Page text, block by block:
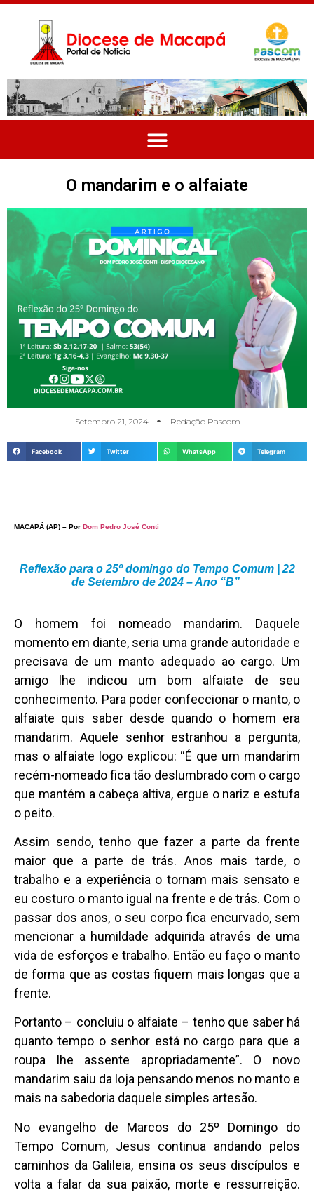
O mandarim e o alfaiate
Setembro 21, 2024 Redação Pascom
Facebook Twitter WhatsApp Telegram
MACAPÁ (AP) – Por Dom Pedro José Conti
Reflexão para o 25º domingo do Tempo Comum | 22
de Setembro de 2024 – Ano “B”
O homem foi nomeado mandarim. Daquele
momento em diante, seria uma grande autoridade e
precisava de um manto adequado ao cargo. Um
amigo lhe indicou um bom alfaiate de seu
conhecimento. Para poder confeccionar o manto, o
alfaiate quis saber desde quando o homem era
mandarim. Aquele senhor estranhou a pergunta,
mas o alfaiate logo explicou: “É que um mandarim
recém-nomeado fica tão deslumbrado com o cargo
que mantém a cabeça altiva, ergue o nariz e estufa
o peito.
Assim sendo, tenho que fazer a parte da frente
maior que a parte de trás. Anos mais tarde, o
trabalho e a experiência o tornam mais sensato e
eu costuro o manto igual na frente e de trás. Com o
passar dos anos, o seu corpo fica encurvado, sem
mencionar a humildade adquirida através de uma
vida de esforços e trabalho. Então eu faço o manto
de forma que as costas fiquem mais longas que a
frente.
Portanto – concluiu o alfaiate – tenho que saber há
quanto tempo o senhor está no cargo para que a
roupa lhe assente apropriadamente”. O novo
mandarim saiu da loja pensando menos no manto e
mais na sabedoria daquele simples artesão.
No evangelho de Marcos do 25º Domingo do
Tempo Comum, Jesus continua andando pelos
caminhos da Galileia, ensina os seus discípulos e
volta a falar da sua paixão, morte e ressurreição.